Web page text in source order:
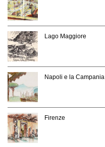
Lago Maggiore
Napoli e la Campania
Firenze